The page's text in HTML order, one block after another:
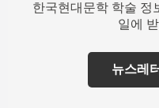
한국현대문학 학술 정
일에
뉴스레